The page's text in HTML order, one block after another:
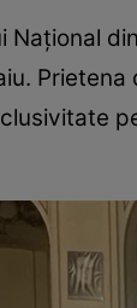
Național